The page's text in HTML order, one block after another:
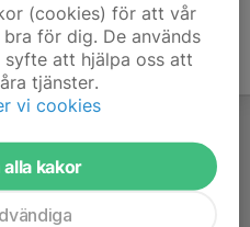
(cookies) för att vår
för dig. De används
att hjälpa oss att
tjänster.
vi cookies
kakor